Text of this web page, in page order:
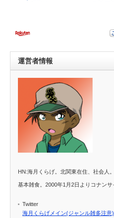
運営者情報
HN:海月くらげ。北関東在住、社会人
基本雑食。2000年1月2日よりコナン
Twitter
海月くらげメイン(ジャンル雑多注意)